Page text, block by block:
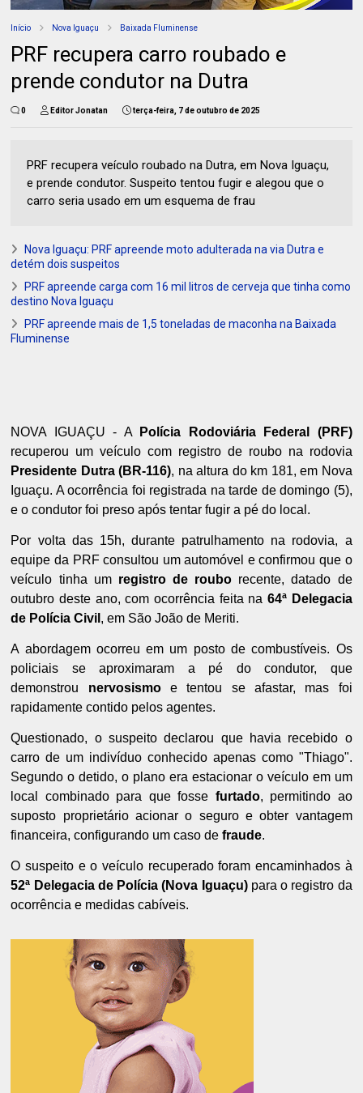
Início Nova Iguaçu Baixada Fluminense
PRF recupera carro roubado e
prende condutor na Dutra
0 Editor Jonatan terça-feira, 7 de outubro de 2025
PRF recupera veículo roubado na Dutra, em Nova Iguaçu,
e prende condutor. Suspeito tentou fugir e alegou que o
carro seria usado em um esquema de frau
Nova Iguaçu: PRF apreende moto adulterada na via Dutra e
detém dois suspeitos
PRF apreende carga com 16 mil litros de cerveja que tinha como
destino Nova Iguaçu
PRF apreende mais de 1,5 toneladas de maconha na Baixada
Fluminense
NOVA IGUAÇU - A
Polícia Rodoviária Federal (PRF)
recuperou um veículo com registro de roubo na rodovia
Presidente Dutra (BR-116), na altura do km 181, em Nova
Iguaçu. A ocorrência foi registrada na tarde de domingo (5),
e o condutor foi preso após tentar fugir a pé do local.
Por volta das 15h, durante patrulhamento na rodovia, a
equipe da PRF consultou um automóvel e confirmou que o
veículo tinha um registro de roubo recente, datado de
outubro deste ano, com ocorrência feita na 64ª Delegacia
de Polícia Civil , em São João de Meriti.
A abordagem ocorreu em um posto de combustíveis. Os
policiais se aproximaram a pé do condutor, que
demonstrou nervosismoe tentou se afastar, mas foi
rapidamente contido pelos agentes.
Questionado, o suspeito declarou que havia recebido o
carro de um indivíduo conhecido apenas como "Thiago".
Segundo o detido, o plano era estacionar o veículo em um
local combinado para que fosse furtado, permitindo ao
suposto proprietário acionar o seguro e obter vantagem
financeira, configurando um caso defraude.
O suspeito e o veículo recuperado foram encaminhados à
52ª Delegacia de Polícia (Nova Iguaçu)para o registro da
ocorrência e medidas cabíveis.